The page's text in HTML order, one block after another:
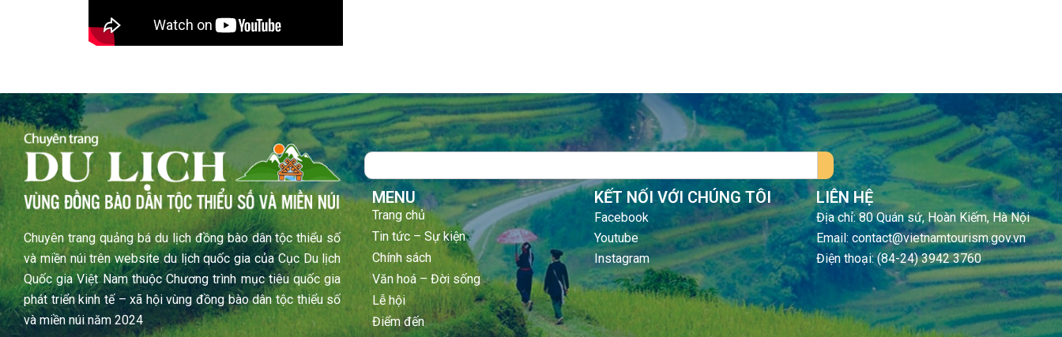
Chuyên trang quảng bá du lịch đồng bào dân tộc thiểu số
và miền núi trên website du lịch quốc gia của Cục Du lịch
Quốc gia Việt Nam thuộc Chương trình mục tiêu quốc gia
phát triển kinh tế – xã hội vùng đồng bào dân tộc thiểu số
và miền núi năm 2024
Search
MENU
Trang chủ
Tin tức – Sự kiện
Chính sách
Văn hoá – Đời sống
Lễ hội
Điểm đến
KẾT NỐI VỚI CHÚNG TÔI
Facebook
Youtube
Instagram
LIÊN HỆ
Địa chỉ: 80 Quán sứ, Hoàn Kiếm, Hà Nội
Email: contact@vietnamtourism.gov.vn
Điện thoại: (84-24) 3942 3760